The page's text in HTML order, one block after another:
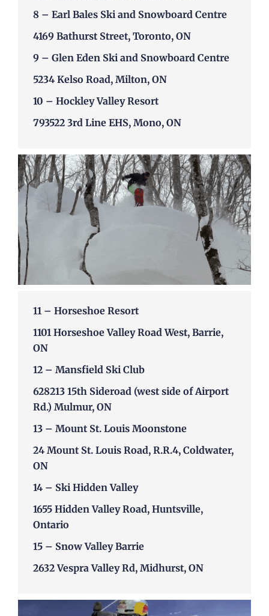
8 – Earl Bales Ski and Snowboard Centre
4169 Bathurst Street, Toronto, ON
9 – Glen Eden Ski and Snowboard Centre
5234 Kelso Road, Milton, ON
10 – Hockley Valley Resort
793522 3rd Line EHS, Mono, ON
11 – Horseshoe Resort
1101 Horseshoe Valley Road West, Barrie,
ON
12 – Mansfield Ski Club
628213 15th Sideroad (west side of Airport
Rd.) Mulmur, ON
13 – Mount St. Louis Moonstone
24 Mount St. Louis Road, R.R.4, Coldwater,
ON
14 – Ski Hidden Valley
1655 Hidden Valley Road, Huntsville,
Ontario
15 – Snow Valley Barrie
2632 Vespra Valley Rd, Midhurst, ON